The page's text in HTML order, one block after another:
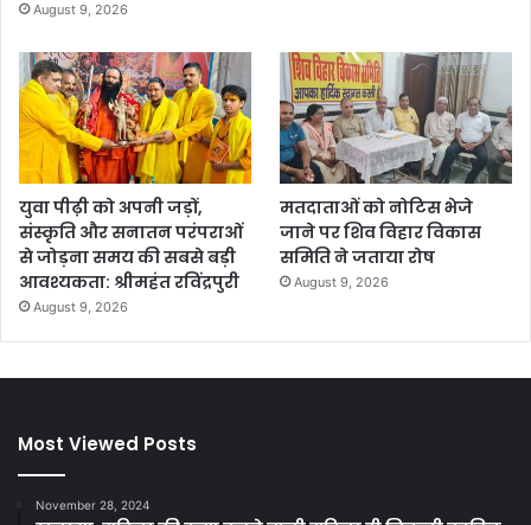
August 9, 2026
युवा पीढ़ी को अपनी जड़ों,
संस्कृति और सनातन परंपराओं
से जोड़ना समय की सबसे बड़ी
आवश्यकता: श्रीमहंत रविंद्रपुरी
August 9, 2026
मतदाताओं को नोटिस भेजे
जाने पर शिव विहार विकास
समिति ने जताया रोष
August 9, 2026
Most Viewed Posts
November 28, 2024